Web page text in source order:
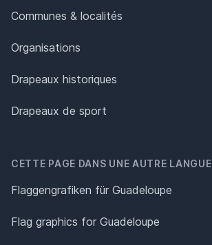
Communes & localités
Organisations
Drapeaux historiques
Drapeaux de sport
CETTE PAGE DANS UNE AUTRE LANGUE
Flaggengrafiken für Guadeloupe
Flag graphics for Guadeloupe